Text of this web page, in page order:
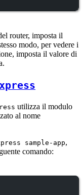
router, imposta il
modo, per vedere i
imposta il valore di
utilizza il modulo
al nome
sample-app,
comando: